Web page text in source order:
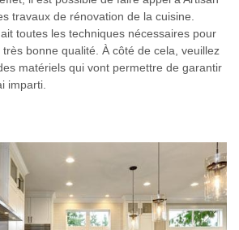
travaux de rénovation de la cuisine.
toutes les techniques nécessaires pour
bonne qualité. À côté de cela, veuillez
matériels qui vont permettre de garantir
imparti.